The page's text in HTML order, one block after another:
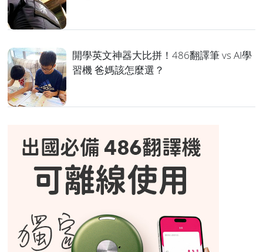
開學英文神器大比拼！486翻譯筆 vs AI學
習機 爸媽該怎麼選？